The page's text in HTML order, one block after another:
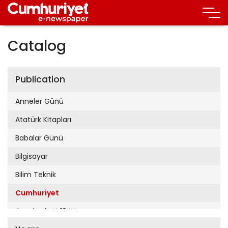
Catalog
Publication
Anneler Günü
Atatürk Kitapları
Babalar Günü
Bilgisayar
Bilim Teknik
Cumhuriyet
Cumhuriyet 19 Mayıs